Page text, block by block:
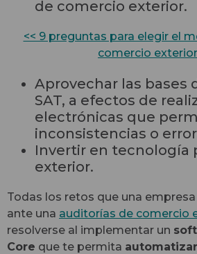
de comercio exterior.
<< 9 preguntas para elegir el
comercio exterior
Aprovechar las bases
SAT, a efectos de
electrónicas que
inconsistencias o
Invertir en tecnología
exterior.
Todas los retos que una
ante una auditorías de comercio
resolverse al implementar un
Core que te permita automatizar